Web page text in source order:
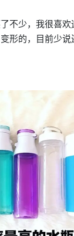
不少，我很喜欢
形的，目前少